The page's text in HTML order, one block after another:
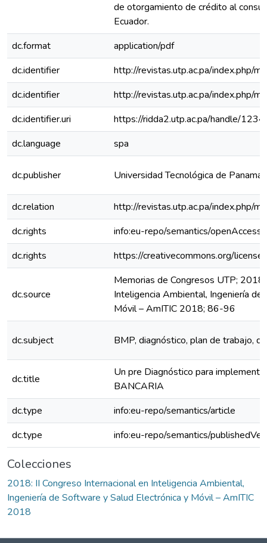
de otorgamiento de crédito al
Ecuador.
dc.format
application/pdf
dc.identifier
http://revistas.utp.ac.pa/index.php/
dc.identifier
http://revistas.utp.ac.pa/index.php/
dc.identifier.uri
https://ridda2.utp.ac.pa/handle/
dc.language
spa
dc.publisher Universidad Tecnológica de Panamá
dc.relation
http://revistas.utp.ac.pa/index.php/
dc.rights
info:eu-repo/semantics/openAccess
dc.rights
https://creativecommons.org/
dc.source
Memorias de Congresos UTP;
Inteligencia Ambiental, Ingeniería
Móvil – AmITIC 2018; 86-96
dc.subject BMP, diagnóstico, plan de trabajo,
dc.title
Un pre Diagnóstico para
BANCARIA
dc.type
info:eu-repo/semantics/article
dc.type
info:eu-repo/semantics/
Colecciones
2018: II Congreso Internacional en Inteligencia Ambiental,
Ingeniería de Software y Salud Electrónica y Móvil – AmITIC
2018